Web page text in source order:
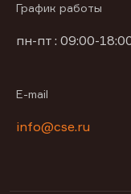
График работы
пн-пт : 09:00-
E-mail
info@cse.ru